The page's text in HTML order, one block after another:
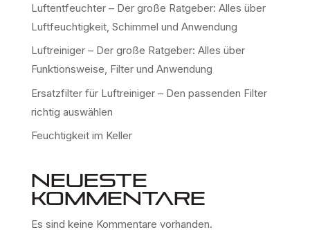
Luftentfeuchter – Der große Ratgeber: Alles über
Luftfeuchtigkeit, Schimmel und Anwendung
Luftreiniger – Der große Ratgeber: Alles über
Funktionsweise, Filter und Anwendung
Ersatzfilter für Luftreiniger – Den passenden Filter
richtig auswählen
Feuchtigkeit im Keller
Neueste
Kommentare
Es sind keine Kommentare vorhanden.